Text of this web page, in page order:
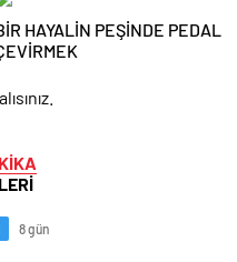
HAYALİN PEŞİNDE PEDAL
8 gün